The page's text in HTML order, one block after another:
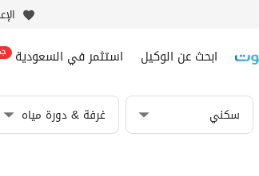
ابحث عن الوكيل استثمر في السعودية
سكني غرفة & دورة مياه